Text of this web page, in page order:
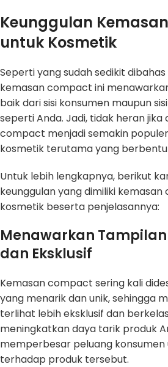
Keunggulan
untuk Kosmetik
Seperti yang sudah sedikit
kemasan compact ini
baik dari sisi konsumen maupun
seperti Anda. Jadi, tidak heran
compact menjadi semakin
kosmetik terutama yang
Untuk lebih lengkapnya, berikut
keunggulan yang dimiliki
kosmetik beserta penjelasannya:
Menawarkan
dan Eksklusif
Kemasan compact sering kali
yang menarik dan unik, sehingga
terlihat lebih eksklusif dan
meningkatkan daya tarik produk
memperbesar peluang
terhadap produk tersebut.